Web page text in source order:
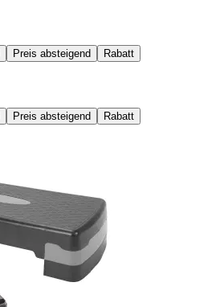
Preis absteigend Rabatt
Preis absteigend Rabatt